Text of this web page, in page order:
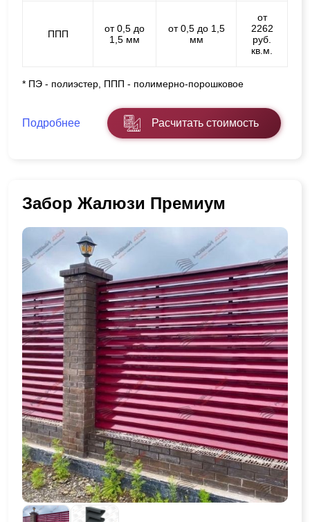
ППП
от 0,5 до
1,5 мм
от 0,5 до 1,5
мм
от
2262
руб.
кв.м.
* ПЭ - полиэстер, ППП - полимерно-порошковое
Подробнее Расчитать стоимость
Забор Жалюзи Премиум